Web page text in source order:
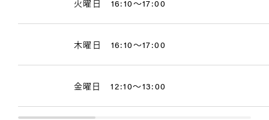
火曜日 16:10～17:00
木曜日 16:10～17:00
金曜日 12:10～13:00